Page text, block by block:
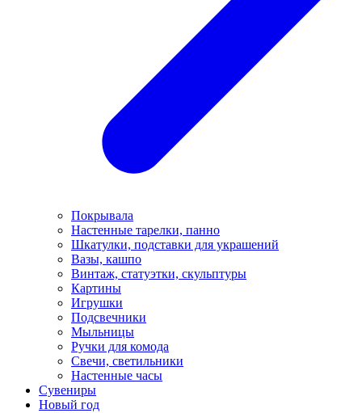
Покрывала
Настенные тарелки, панно
Шкатулки, подставки для украшений
Вазы, кашпо
Винтаж, статуэтки, скульптуры
Картины
Игрушки
Подсвечники
Мыльницы
Ручки для комода
Свечи, светильники
Настенные часы
Сувениры
Новый год